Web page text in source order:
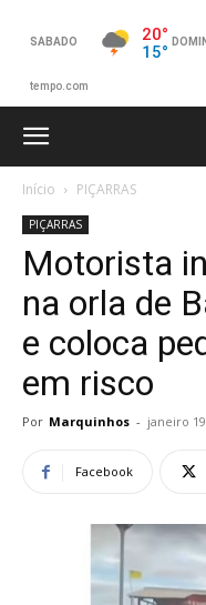
Início PIÇARRAS
PIÇARRAS
Motorista
na orla de
e coloca
em risco
Por Marquinhos - janeiro
Facebook